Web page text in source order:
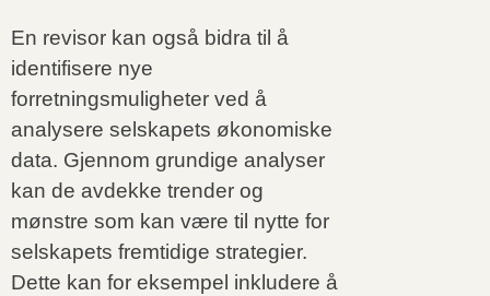
En revisor kan også bidra til å
identifisere nye
forretningsmuligheter ved å
analysere selskapets økonomiske
data. Gjennom grundige analyser
kan de avdekke trender og
mønstre som kan være til nytte for
selskapets fremtidige strategier.
Dette kan for eksempel inkludere å